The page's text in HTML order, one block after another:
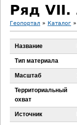
Ряд VII.
В
ы
д
е
Геопортал » Каталог »
Название
Тип материала
Масштаб
Территориальный
охват
Источник